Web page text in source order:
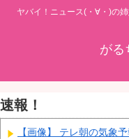
ヤバイ！ニュース(・∀・)の
がる
速報！
【画像】 テレ朝の気象